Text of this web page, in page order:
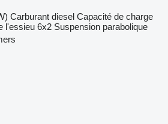
Carburant diesel Capacité de charge
l'essieu 6x2 Suspension parabolique